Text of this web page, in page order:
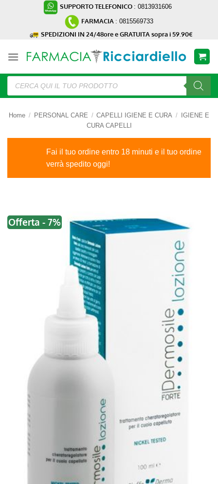
SUPPORTO TELEFONICO : 0813931606
FARMACIA : 0815569733
SPEDIZIONI IN 24/48ore e GRATUITA sopra i 59.90€
Ricerca
prodotti
Home / PERSONAL CARE / CAPELLI IGIENE E CURA /
IGIENE E
CURA CAPELLI
Fai il tuo ordine entro 18 minuti e il tuo ordine
verrà spedito oggi!
Offerta - 7%